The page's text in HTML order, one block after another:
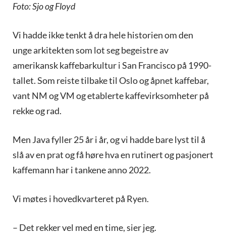
Foto: Sjo og Floyd
Vi hadde ikke tenkt å dra hele historien om den
unge arkitekten som lot seg begeistre av
amerikansk kaffebarkultur i San Francisco på 1990-
tallet. Som reiste tilbake til Oslo og åpnet kaffebar,
vant NM og VM og etablerte kaffevirksomheter på
rekke og rad.
Men Java fyller 25 år i år, og vi hadde bare lyst til å
slå av en prat og få høre hva en rutinert og pasjonert
kaffemann har i tankene anno 2022.
Vi møtes i hovedkvarteret på Ryen.
– Det rekker vel med en time, sier jeg.